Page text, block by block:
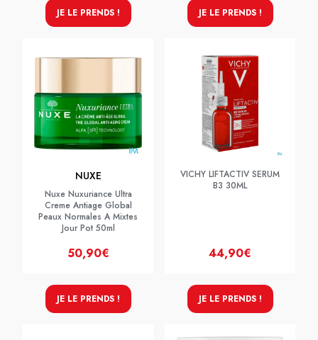
JE LE PRENDS ! JE LE PRENDS !
NUXE
Nuxe Nuxuriance Ultra
Creme Antiage Global
Peaux Normales A Mixtes
Jour Pot 50ml
50,90€
JE LE PRENDS !
VICHY LIFTACTIV SERUM
B3 30ML
44,90€
JE LE PRENDS !